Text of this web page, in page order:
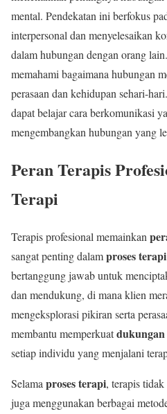
mental. Pendekatan ini berfokus
interpersonal dan menyelesaikan
dalam hubungan dengan orang
memahami bagaimana hubungan
perasaan dan kehidupan sehari-
dapat belajar cara berkomunikasi
mengembangkan hubungan yang
Peran Terapis
Terapi
Terapis profesional memainkan
sangat penting dalamproses terapi
bertanggung jawab untuk
dan mendukung, di mana klien
mengeksplorasi pikiran serta
membantu memperkuatdukungan
setiap individu yang menjalani
Selamaproses terapi, terapis
juga menggunakan berbagai